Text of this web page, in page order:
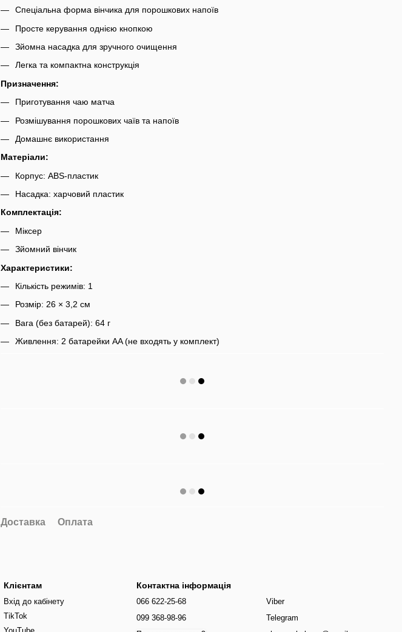
Спеціальна форма вінчика для порошкових напоїв
Просте керування однією кнопкою
Зйомна насадка для зручного очищення
Легка та компактна конструкція
Призначення:
Приготування чаю матча
Розмішування порошкових чаїв та напоїв
Домашнє використання
Матеріали:
Корпус: ABS-пластик
Насадка: харчовий пластик
Комплектація:
Міксер
Зйомний вінчик
Характеристики:
Кількість режимів: 1
Розмір: 26 × 3,2 см
Вага (без батарей): 64 г
Живлення: 2 батарейки AA (не входять у комплект)
Доставка Оплата
Клієнтам
Вхід до кабінету
TikTok
Контактна інформація
066 622-25-68
099 368-98-96
Viber
Telegram